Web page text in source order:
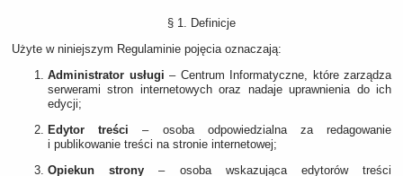
§ 1. Definicje
Użyte w niniejszym Regulaminie pojęcia oznaczają:
Administrator usługi – Centrum Informatyczne, które zarządza
serwerami stron internetowych oraz nadaje uprawnienia do ich
edycji;
Edytor treści – osoba odpowiedzialna za redagowanie
i publikowanie treści na stronie internetowej;
Opiekun strony – osoba wskazująca edytorów treści